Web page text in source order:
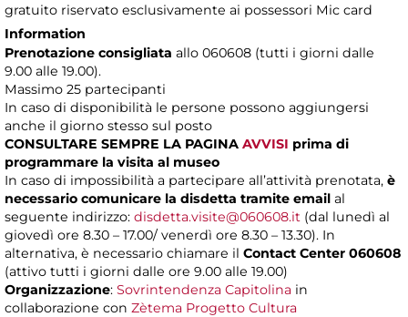
gratuito riservato esclusivamente ai possessori Mic card
Information
Prenotazione consigliata allo 060608 (tutti i giorni dalle
9.00 alle 19.00).
Massimo 25 partecipanti
In caso di disponibilità le persone possono aggiungersi
anche il giorno stesso sul posto
CONSULTARE SEMPRE LA PAGINA AVVISI prima di
programmare la visita al museo
In caso di impossibilità a partecipare all’attività prenotata, è
necessario comunicare la disdetta tramite email al
seguente indirizzo: disdetta.visite@060608.it (dal lunedì al
giovedì ore 8.30 – 17.00/ venerdì ore 8.30 – 13.30). In
alternativa, è necessario chiamare il Contact Center 060608
(attivo tutti i giorni dalle ore 9.00 alle 19.00)
Organizzazione: Sovrintendenza Capitolina in
collaborazione con Zètema Progetto Cultura